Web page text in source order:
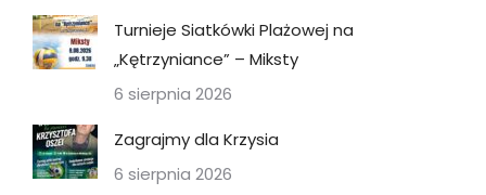
Turnieje Siatkówki Plażowej na
„Kętrzyniance” – Miksty
6 sierpnia 2026
Zagrajmy dla Krzysia
6 sierpnia 2026